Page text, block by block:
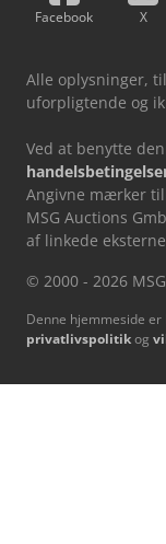
Facebook X
Alle oplysninger,
uforpligtende og
Ved at benytte
Angivne mærker
MSG Auctions
af linkede
© 2000 - 2026
Denne hjemmeside er
privatlivspolitikog